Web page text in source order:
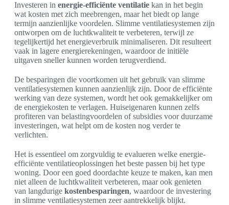
Investeren in energie-efficiënte ventilatie kan in het begin
wat kosten met zich meebrengen, maar het biedt op lange
termijn aanzienlijke voordelen. Slimme ventilatiesystemen zijn
ontworpen om de luchtkwaliteit te verbeteren, terwijl ze
tegelijkertijd het energieverbruik minimaliseren. Dit resulteert
vaak in lagere energierekeningen, waardoor de initiële
uitgaven sneller kunnen worden terugverdiend.
De besparingen die voortkomen uit het gebruik van slimme
ventilatiesystemen kunnen aanzienlijk zijn. Door de efficiënte
werking van deze systemen, wordt het ook gemakkelijker om
de energiekosten te verlagen. Huiseigenaren kunnen zelfs
profiteren van belastingvoordelen of subsidies voor duurzame
investeringen, wat helpt om de kosten nog verder te
verlichten.
Het is essentieel om zorgvuldig te evalueren welke energie-
efficiënte ventilatieoplossingen het beste passen bij het type
woning. Door een goed doordachte keuze te maken, kan men
niet alleen de luchtkwaliteit verbeteren, maar ook genieten
van langdurige kostenbesparingen, waardoor de investering
in slimme ventilatiesystemen zeer aantrekkelijk blijkt.